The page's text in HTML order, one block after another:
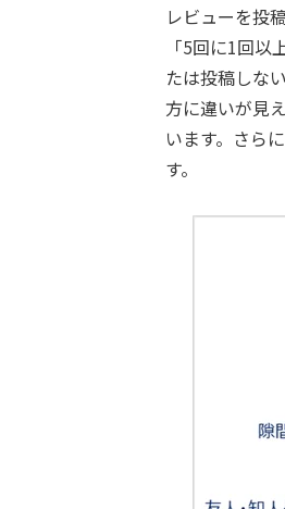
レビューを投
「5回に1回
たは投稿しな
方に違いが見
います。さら
す。